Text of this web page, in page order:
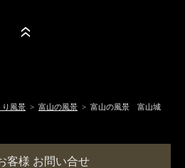
り風景 > 富山の風景 > 富山の風景 富山城
客様 お問い合せ